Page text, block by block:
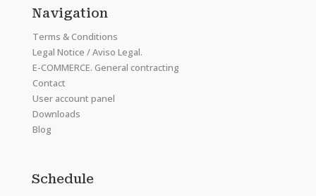
Navigation
Terms & Conditions
Legal Notice / Aviso Legal.
E-COMMERCE. General contracting
Contact
User account panel
Downloads
Blog
Schedule